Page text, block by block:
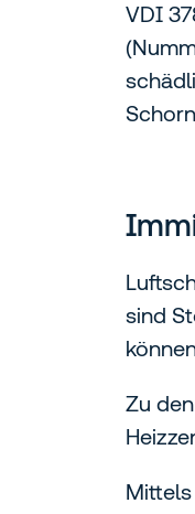
VDI
sind
Zu